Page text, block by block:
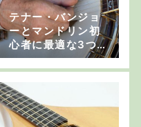
テナー・バンジョ
ーとマンドリン初
心者に最適な3つ
の曲